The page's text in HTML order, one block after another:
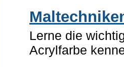
Lerne die
Acrylfarbe